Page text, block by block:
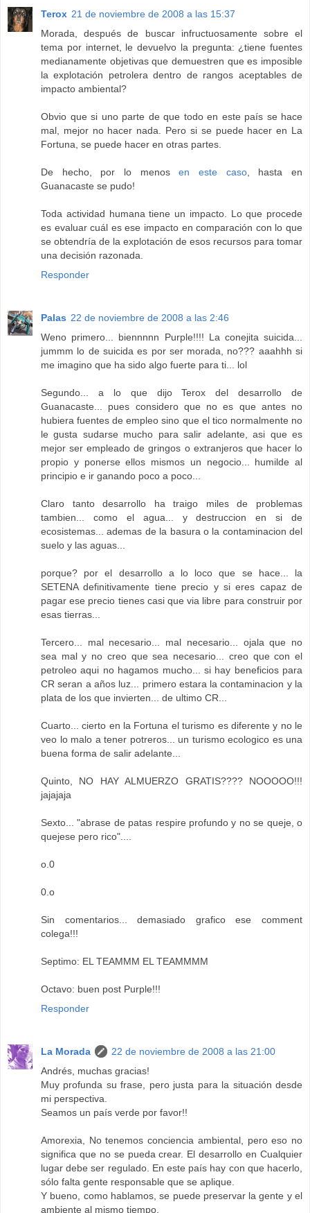
Terox 21 de noviembre de 2008 a las 15:37
Morada, después de buscar infructuosamente sobre el
tema por internet, le devuelvo la pregunta: ¿tiene fuentes
medianamente objetivas que demuestren que es imposible
la explotación petrolera dentro de rangos aceptables de
impacto ambiental?
Obvio que si uno parte de que todo en este país se hace
mal, mejor no hacer nada. Pero si se puede hacer en La
Fortuna, se puede hacer en otras partes.
De hecho, por lo menosen este caso, hasta en
Guanacaste se pudo!
Toda actividad humana tiene un impacto. Lo que procede
es evaluar cuál es ese impacto en comparación con lo que
se obtendría de la explotación de esos recursos para tomar
una decisión razonada.
Responder
Palas 22 de noviembre de 2008 a las 2:46
Weno primero... biennnnn Purple!!!! La conejita suicida...
jummm lo de suicida es por ser morada, no??? aaahhh si
me imagino que ha sido algo fuerte para ti... lol
Segundo... a lo que dijo Terox del desarrollo de
Guanacaste... pues considero que no es que antes no
hubiera fuentes de empleo sino que el tico normalmente no
le gusta sudarse mucho para salir adelante, asi que es
mejor ser empleado de gringos o extranjeros que hacer lo
propio y ponerse ellos mismos un negocio... humilde al
principio e ir ganando poco a poco...
Claro tanto desarrollo ha traigo miles de problemas
tambien... como el agua... y destruccion en si de
ecosistemas... ademas de la basura o la contaminacion del
suelo y las aguas...
porque? por el desarrollo a lo loco que se hace... la
SETENA definitivamente tiene precio y si eres capaz de
pagar ese precio tienes casi que via libre para construir por
esas tierras...
Tercero... mal necesario... mal necesario... ojala que no
sea mal y no creo que sea necesario... creo que con el
petroleo aqui no hagamos mucho... si hay beneficios para
CR seran a años luz... primero estara la contaminacion y la
plata de los que invierten... de ultimo CR...
Cuarto... cierto en la Fortuna el turismo es diferente y no le
veo lo malo a tener potreros... un turismo ecologico es una
buena forma de salir adelante...
Quinto, NO HAY ALMUERZO GRATIS???? NOOOOO!!!
jajajaja
Sexto... "abrase de patas respire profundo y no se queje, o
quejese pero rico"....
o.0
0.o
Sin comentarios... demasiado grafico ese comment
colega!!!
Septimo: EL TEAMMM EL TEAMMMM
Octavo: buen post Purple!!!
Responder
La Morada
22 de noviembre de 2008 a las 21:00
Andrés, muchas gracias!
Muy profunda su frase, pero justa para la situación desde
mi perspectiva.
Seamos un país verde por favor!!
Amorexia, No tenemos conciencia ambiental, pero eso no
significa que no se pueda crear. El desarrollo en Cualquier
lugar debe ser regulado. En este país hay con que hacerlo,
sólo falta gente responsable que se aplique.
Y bueno, como hablamos, se puede preservar la gente y el
ambiente al mismo tiempo.